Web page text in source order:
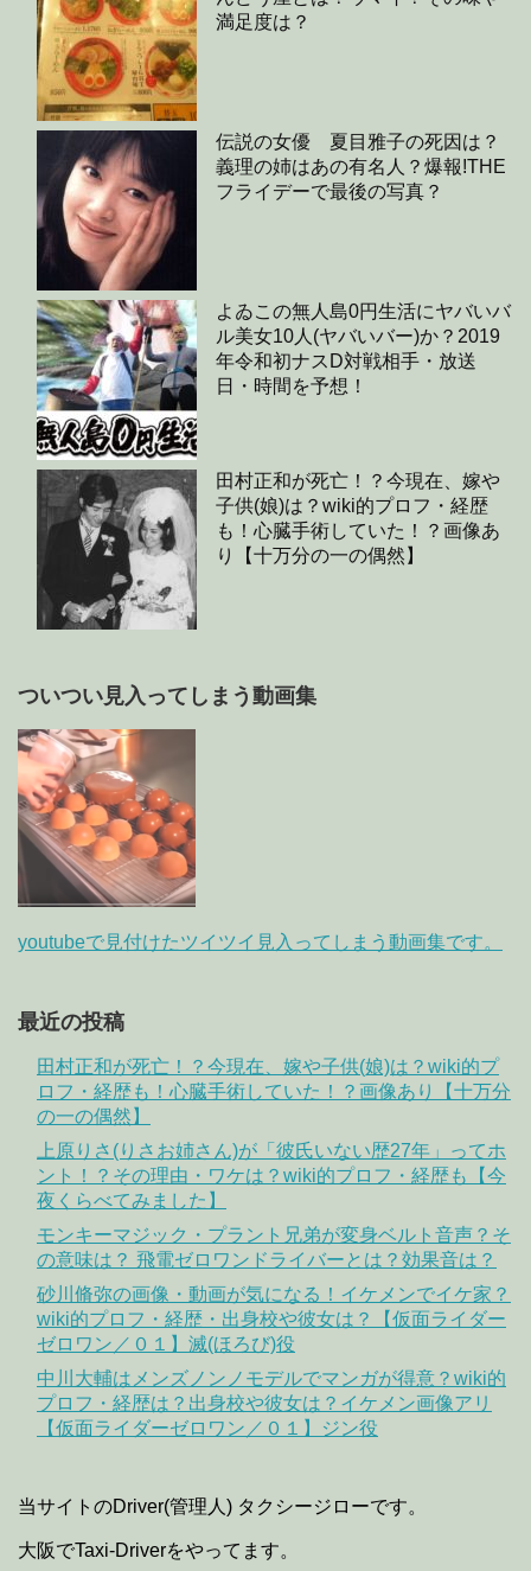
満足度は？
伝説の女優 夏目雅子の死因は？
義理の姉はあの有名人？爆報!THE
フライデーで最後の写真？
よゐこの無人島0円生活にヤバいバ
ル美女10人(ヤバいバー)か？2019
年令和初ナスD対戦相手・放送
日・時間を予想！
田村正和が死亡！？今現在、嫁や
子供(娘)は？wiki的プロフ・経歴
も！心臓手術していた！？画像あ
り【十万分の一の偶然】
ついつい見入ってしまう動画集
youtubeで見付けたツイツイ見入ってしまう動画集です。
最近の投稿
田村正和が死亡！？今現在、嫁や子供(娘)は？wiki的プ
ロフ・経歴も！心臓手術していた！？画像あり【十万分
の一の偶然】
上原りさ(りさお姉さん)が「彼氏いない歴27年」ってホ
ント！？その理由・ワケは？wiki的プロフ・経歴も【今
夜くらべてみました】
モンキーマジック・プラント兄弟が変身ベルト音声？そ
の意味は？ 飛電ゼロワンドライバーとは？効果音は？
砂川脩弥の画像・動画が気になる！イケメンでイケ家？
wiki的プロフ・経歴・出身校や彼女は？【仮面ライダー
ゼロワン／０１】滅(ほろび)役
中川大輔はメンズノンノモデルでマンガが得意？wiki的
プロフ・経歴は？出身校や彼女は？イケメン画像アリ
【仮面ライダーゼロワン／０１】ジン役
当サイトのDriver(管理人) タクシージローです。
大阪でTaxi-Driverをやってます。